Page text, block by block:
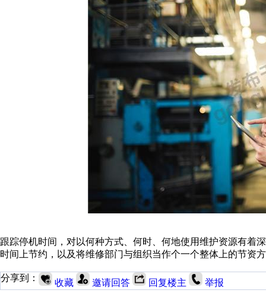
跟踪停机时间，对以何种方式、何时、何地使用维护资源有着
时间上节约，以及将维修部门与组织当作个一个整体上的节资
分享到： 收藏 邀请回答 回复楼主 举报